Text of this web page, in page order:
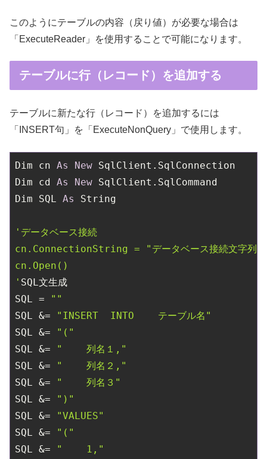
このようにテーブルの内容（戻り値）が必要な場合は
「ExecuteReader」を使用することで可能になります。
テーブルに行（レコード）を追加する
テーブルに新たな行（レコード）を追加するには
「INSERT句」を「ExecuteNonQuery」で使用します。
Dim cn As New SqlClient.SqlConnection
Dim cd As New SqlClient.SqlCommand
Dim SQL As String
'データベース接続
cn.ConnectionString = "データベース接続文字列"
cn.Open()
' SQL文生成
SQL =
""
SQL &=
"INSERT  INTO    テーブル名"
SQL &=
"("
SQL &=
"    列名１,"
SQL &=
"    列名２,"
SQL &=
"    列名３"
SQL &=
")"
SQL &=
"VALUES"
SQL &=
"("
SQL &=
"    1,"